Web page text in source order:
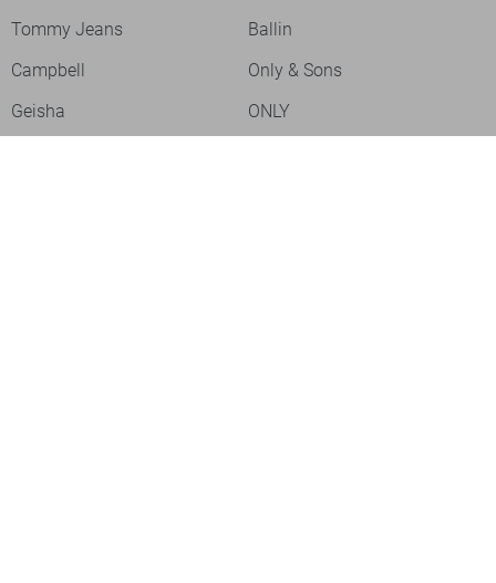
Tommy Jeans
Ballin
Campbell
Only & Sons
Geisha
ONLY